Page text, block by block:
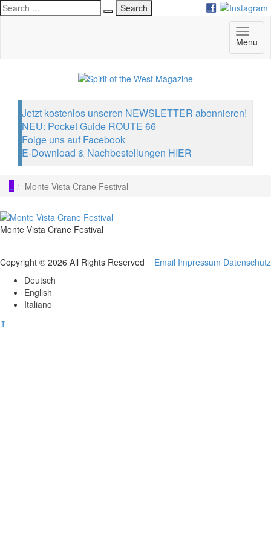
Deutsch
English
Italiano
Menu
Jetzt kostenlos unseren NEWSLETTER abonnieren!
NEU: Pocket Guide ROUTE 66
Folge uns auf Facebook
E-Download & Nachbestellungen HIER
Monte Vista Crane Festival
Monte Vista Crane Festival
Copyright © 2026 All Rights Reserved Email Impressum Datenschutz
Deutsch
English
Italiano
↑